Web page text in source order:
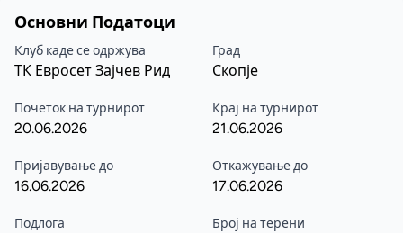
Основни Податоци
Клуб каде се одржува
ТК Евросет Зајчев Рид
Град
Скопје
Почеток на турнирот
20.06.2026
Крај на турнирот
21.06.2026
Пријавување до
16.06.2026
Откажување до
17.06.2026
Подлога Број на терени